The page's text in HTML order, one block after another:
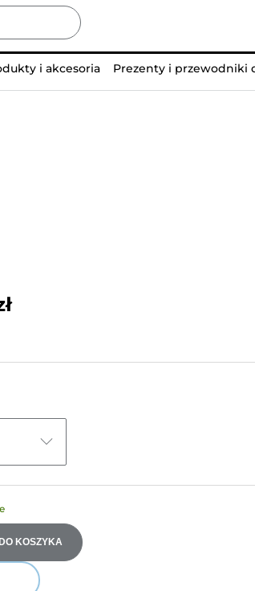
i akcesoria Prezenty i przewodniki
KOSZYKA